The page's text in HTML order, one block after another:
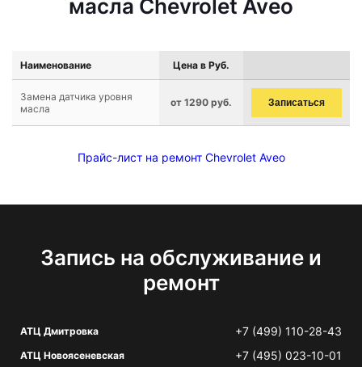
масла Chevrolet Aveo
Наименование Цена в Руб.
Замена датчика уровня
масла
от 1290 руб. Записаться
Прайс-лист на ремонт Chevrolet Aveo
Запись на обслуживание и
ремонт
АТЦ Дмитровка +7 (499) 110-28-43
АТЦ Новоясеневская +7 (495) 023-10-01